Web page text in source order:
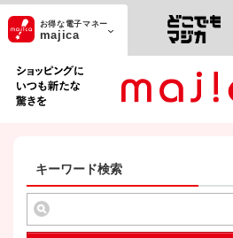
ショッピング
お得な電子マネー
majica
キーワード検索